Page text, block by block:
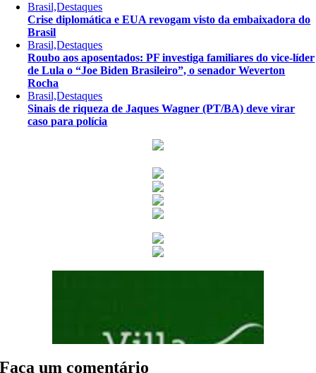
Brasil,Destaques
Crise diplomática e EUA revogam visto da embaixadora do
Brasil
Brasil,Destaques
Roubo aos aposentados: PF investiga familiares do vice-líder
de Lula o “Joe Biden Brasileiro”, o senador Weverton
Rocha
Brasil,Destaques
Sinais de riqueza de Jaques Wagner (PT/BA) deve virar
caso para polícia
Faça um comentário